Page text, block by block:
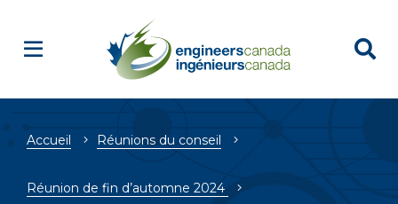
Fil
Accueil Réunions du conseil
Réunion de fin d’automne 2024